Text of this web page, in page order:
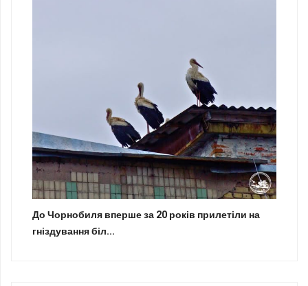
До Чорнобиля вперше за 20 років прилетіли на
гніздування біл...